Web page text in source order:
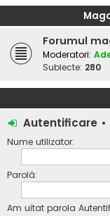
Forumul
Moderatori:
Subiecte: 280
Autentificare •
Nume utilizator:
Parolă:
Am uitat parola